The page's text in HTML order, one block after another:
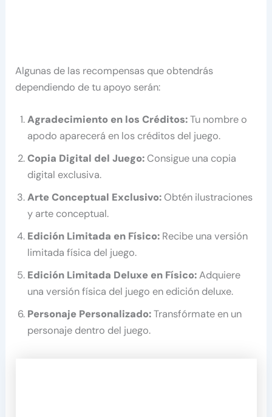
Algunas de las recompensas que obtendrás
dependiendo de tu apoyo serán:
Agradecimiento en los Créditos:Tu nombre o
apodo aparecerá en los créditos del juego.
Copia Digital del Juego:Consigue una copia
digital exclusiva.
Arte Conceptual Exclusivo: Obtén ilustraciones
y arte conceptual.
Edición Limitada en Físico: Recibe una versión
limitada física del juego.
Edición Limitada Deluxe en Físico:Adquiere
una versión física del juego en edición deluxe.
Personaje Personalizado:Transfórmate en un
personaje dentro del juego.